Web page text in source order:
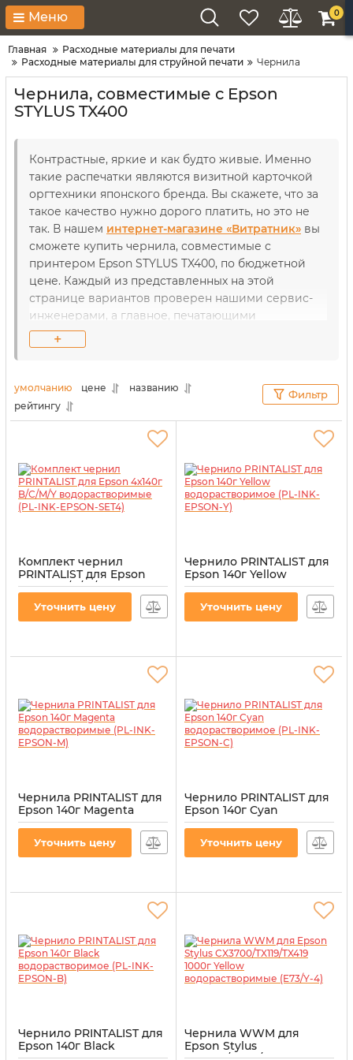
Меню 0
Главная
Расходные материалы для печати
Расходные материалы для струйной печати
Чернила
Чернила, совместимые с Epson
STYLUS TX400
Контрастные, яркие и как будто живые. Именно
такие распечатки являются визитной карточкой
оргтехники японского бренда. Вы скажете, что за
такое качество нужно дорого платить, но это не
так. В нашем интернет-магазине «Витратник» вы
сможете купить чернила, совместимые с
принтером Epson STYLUS TX400, по бюджетной
цене. Каждый из представленных на этой
странице вариантов проверен нашими сервис-
инженерами, а главное, печатающими
устройствами. Так что совместимость нашей
продукции гарантирована не на словах, а на деле.
альтернативных расходных материалов
оргтехника все равно будет работать без
перебоев и с максимальной отдачей. Для наших
клиентов мы выбираем только проверенное
+
умолчанию цене
названию
рейтингу
Фильтр
Комплект чернил
PRINTALIST для Epson
4х140г B/C/M/Y
водорастворимые (PL-
INK-EPSON-SET4)
Уточнить цену
Чернило PRINTALIST для
Epson 140г Yellow
водорастворимое (PL-
PL-INK-EPSON-Y
Уточнить цену
Чернила PRINTALIST для
Epson 140г Magenta
водорастворимые (PL-
PL-INK-EPSON-M
Уточнить цену
Чернило PRINTALIST для
Epson 140г Cyan
водорастворимое (PL-
PL-INK-EPSON-C
Уточнить цену
Чернило PRINTALIST для
Epson 140г Black
Чернила WWM для
Epson Stylus